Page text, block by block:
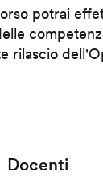
potrai
rilascio
Docenti